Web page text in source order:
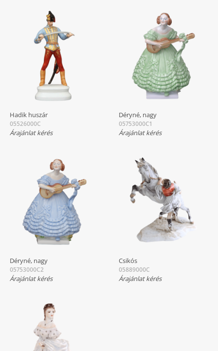
Hadik huszár
05526000C
Árajánlat kérés
Déryné, nagy
05753000C1
Árajánlat kérés
Déryné, nagy
05753000C2
Árajánlat kérés
Csikós
05889000C
Árajánlat kérés